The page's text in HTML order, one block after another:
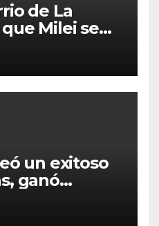
de La
Milei se
provincia de
un exitoso
ganó
vendió la
su sueño